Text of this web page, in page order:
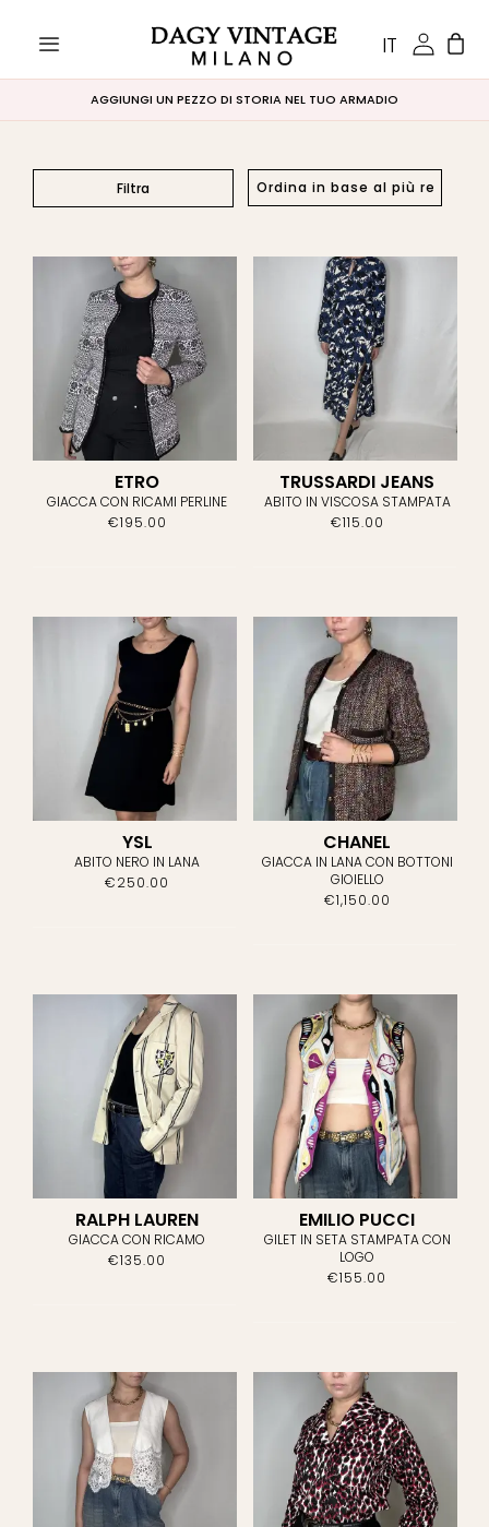
AGGIUNGI UN PEZZO DI STORIA NEL TUO ARMADIO
Filtra
Filtra
5 000 10 000
Categorie
prodotto
ABITI (12)
CAMICIE
(11)
CAPI IN
PELLE/PELLICCE (10)
GIACCHE/GILET (45)
GONNE/PANTALONCINI
MAGLIERIA
(7)
TROUSERS/JEANS(16)
T-SHIRTS/TOPS (17)
AGNONA(0)
(0)
ALBERTA FERRETTI (3)
ALBERTO BIANI(1)
COLLEZIONI (3)
ASPESI(1)
BALENCIAGA(1)
BALMAIN(4)
BLUMANIRE (0)
ETRO
GIACCA CON RICAMI PERLINE
€195.00
TRUSSARDI JEANS
ABITO IN VISCOSA STAMPATA
€115.00
YSL
ABITO NERO IN LANA
€250.00
CHANEL
GIACCA IN LANA CON BOTTONI
GIOIELLO
€1,150.00
RALPH LAUREN
GIACCA CON RICAMO
€135.00
EMILIO PUCCI
GILET IN SETA STAMPATA CON
LOGO
€155.00
IT